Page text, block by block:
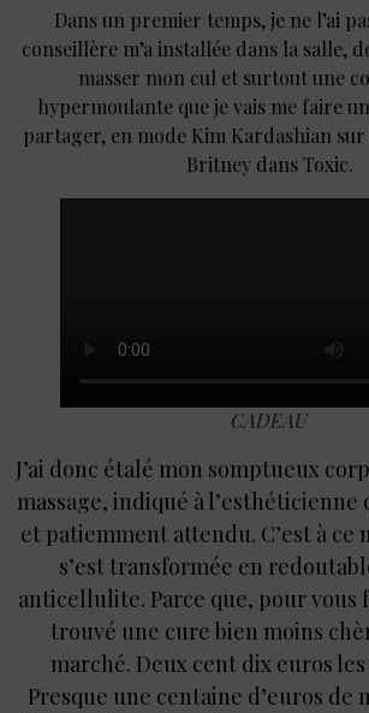
Dans un premier temps, je ne l’ai
conseillère m’a installée dans la salle,
masser mon cul et surtout une
hypermoulante que je vais me faire
partager, en mode Kim Kardashian
Britney dans Toxic.
CADEAU
J’ai donc étalé mon somptueux
massage, indiqué à l’esthéticienne
et patiemment attendu. C’est à ce
s’est transformée en
anticellulite. Parce que, pour vous
trouvé une cure bien moins
marché. Deux cent dix euros les
Presque une centaine d’euros de